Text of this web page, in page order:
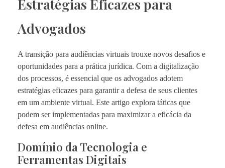
Estratégias Eficazes para
Advogados
A transição para audiências virtuais trouxe novos desafios e
oportunidades para a prática jurídica. Com a digitalização
dos processos, é essencial que os advogados adotem
estratégias eficazes para garantir a defesa de seus clientes
em um ambiente virtual. Este artigo explora táticas que
podem ser implementadas para maximizar a eficácia da
defesa em audiências online.
Domínio da Tecnologia e
Ferramentas Digitais